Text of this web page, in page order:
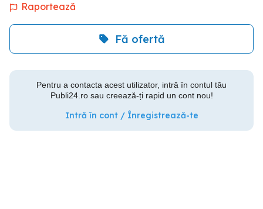
Raportează
Fă ofertă
Pentru a contacta acest utilizator, intră în contul tău
Publi24.ro sau creează-ți rapid un cont nou!
Intră în cont / Înregistrează-te